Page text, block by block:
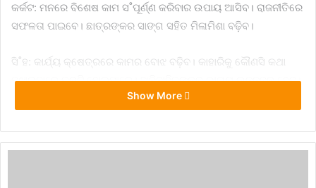
କର୍କଟ: ମନରେ ବିଶେଷ କାମ ସ˚ପୂର୍ଣ୍ଣ କରିବାର ଉପାୟ ଆସିବ। ରାଜନୀତିରେ
ସଫଳତା ପାଇବେ। ଛାତ୍ରଙ୍କର ସାଙ୍ଗ ସହିତ ମିଳାମିଶା ବଢ଼ିବ।
ସି˚ହ: କାର୍ଯ୍ୟ କ୍ଷେତ୍ରରେ କାମର ବୋଝ ବଢ଼ିବ। କାହାରିକୁ କୌଣସି କଥା
ବୁଝାଇବାରେ ତ୍ରୁଟି ହୋଇପାରେ। ଅବିବାହିତଙ୍କର ଭାଗ୍ୟ ଉଜ୍ଜ୍ବଳ ହେବ।
କାର୍ଯ୍ୟରେ ସମୟ ଦେବେ। ଏଭଳି ବ୍ୟକ୍ତିଙ୍କ ସହିତ ମିଶିବେ ଯିଏ
ଆପଣଙ୍କ ଲାଗି ଲାଭଦାୟକ ହେବେ।
Show More